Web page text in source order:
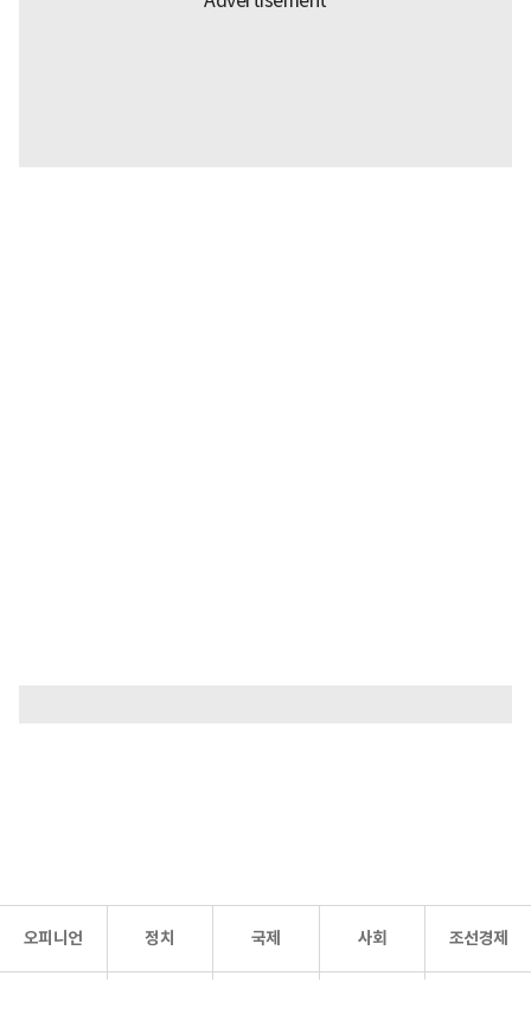
오피니언 정치 국제 사회 조선경제